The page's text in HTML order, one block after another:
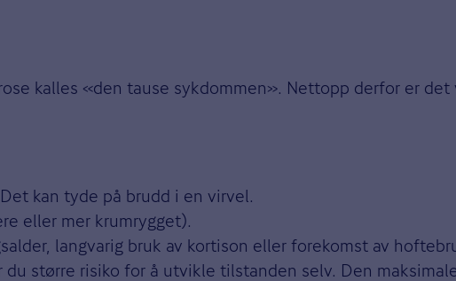
kalles «den tause sykdommen». Nettopp derfor er
kan tyde på brudd i en virvel.
eller mer krumrygget).
langvarig bruk av kortison eller forekomst av
større risiko for å utvikle tilstanden selv. Den